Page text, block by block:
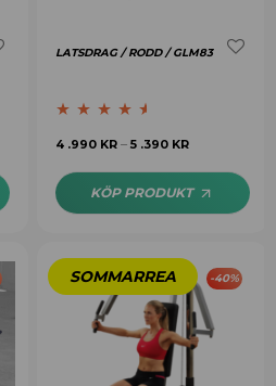
LATSDRAG / RODD / GLM83
Betygsatt
4 .990 KR – 5 .390 KR
KÖP PRODUKT
-40%